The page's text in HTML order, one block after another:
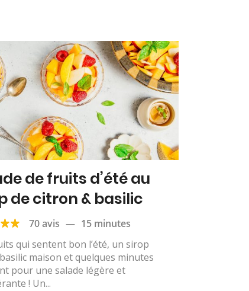
de fruits d’été au
de citron & basilic
70 avis — 15 minutes
qui sentent bon l’été, un sirop
maison et quelques minutes
pour une salade légère et
! Un...